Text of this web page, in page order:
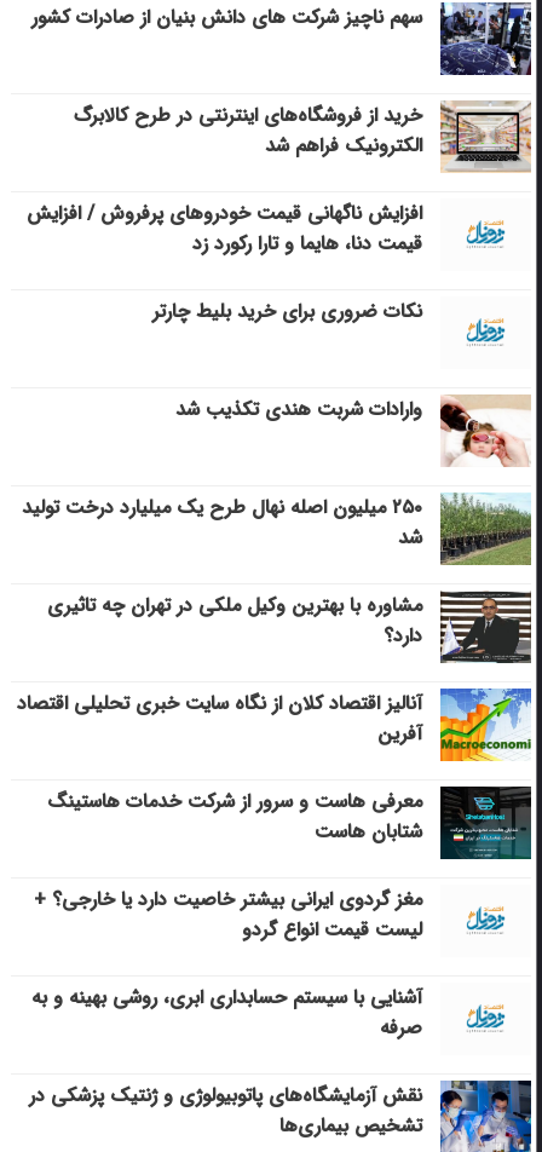
سهم ناچیز شرکت های دانش بنیان از صادرات کشور
خرید از فروشگاه‌های اینترنتی در طرح کالابرگ
الکترونیک فراهم شد
افزایش ناگهانی قیمت خودروهای پرفروش / افزایش
قیمت دنا، هایما و تارا رکورد زد
نکات ضروری برای خرید بلیط چارتر
وارادات شربت هندی تکذیب شد
۲۵۰ میلیون اصله نهال طرح یک میلیارد درخت تولید
شد
مشاوره با بهترین وکیل ملکی در تهران چه تاثیری
دارد؟
آنالیز اقتصاد کلان از نگاه سایت خبری تحلیلی اقتصاد
آفرین
معرفی هاست و سرور از شرکت خدمات هاستینگ
شتابان هاست
مغز گردوی ایرانی بیشتر خاصیت دارد یا خارجی؟ +
لیست قیمت انواع گردو
آشنایی با سیستم حسابداری ابری، روشی بهینه و به
صرفه
نقش آزمایشگاه‌های پاتوبیولوژی و ژنتیک پزشکی در
تشخیص بیماری‌ها